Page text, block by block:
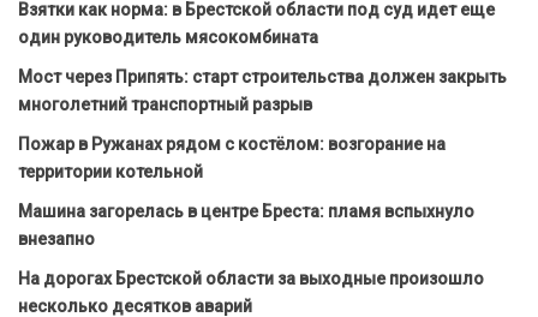
Взятки как норма: в Брестской области под суд идет еще
один руководитель мясокомбината
Мост через Припять: старт строительства должен закрыть
многолетний транспортный разрыв
Пожар в Ружанах рядом с костёлом: возгорание на
территории котельной
Машина загорелась в центре Бреста: пламя вспыхнуло
внезапно
На дорогах Брестской области за выходные произошло
несколько десятков аварий